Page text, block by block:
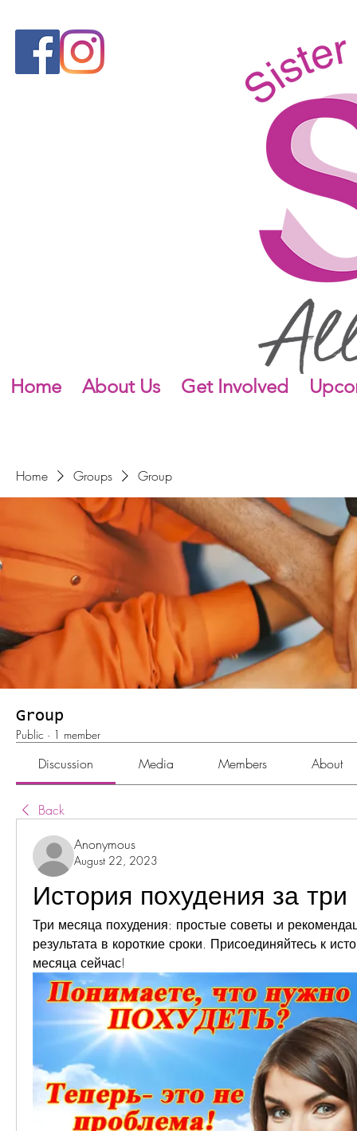
Home About Us Get Involved
Home Groups Group
Group
Public · 1 member
Discussion Media Members About
Back
Anonymous
August 22, 2023
История похудения за
Три месяца похудения: простые советы и
результата в короткие сроки. Присоединяйтесь к
месяца сейчас!